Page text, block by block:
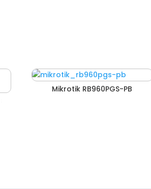
Mikrotik RB960PGS-PB